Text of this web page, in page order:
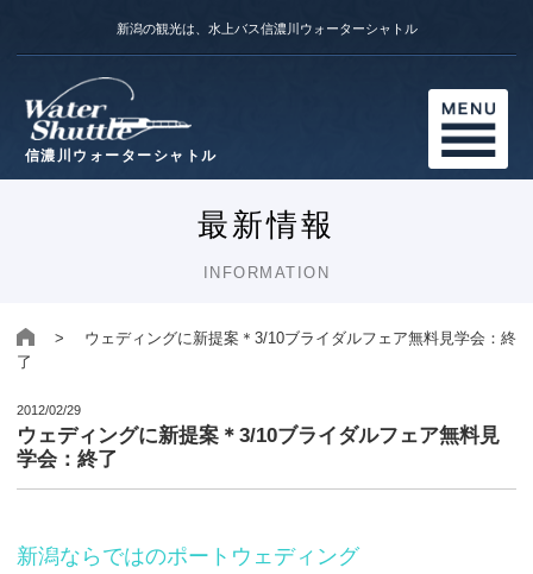
新潟の観光は、水上バス信濃川ウォーターシャトル
信濃川ウォーターシャトル
最新情報
INFORMATION
> ウェディングに新提案＊3/10ブライダルフェア無料見学会：終
了
2012/02/29
ウェディングに新提案＊3/10ブライダルフェア無料見
学会：終了
新潟ならではのポートウェディング